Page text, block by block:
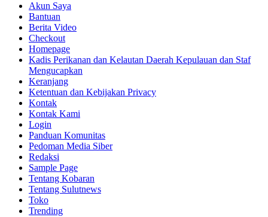
Akun Saya
Bantuan
Berita Video
Checkout
Homepage
Kadis Perikanan dan Kelautan Daerah Kepulauan dan Staf
Mengucapkan
Keranjang
Ketentuan dan Kebijakan Privacy
Kontak
Kontak Kami
Login
Panduan Komunitas
Pedoman Media Siber
Redaksi
Sample Page
Tentang Kobaran
Tentang Sulutnews
Toko
Trending